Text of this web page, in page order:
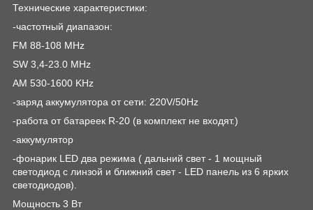
Технические характеристики:
-частотный диапазон:
FM 88-108 MHz
SW 3,4-23.0 MHz
AM 530-1600 KHz
-заряд аккумулятора от сети: 220V/50Hz
-работа от батареек R-20 (в комплект не входят.)
-аккумулятор
-фонарик LED два режима ( дальний свет - 1 мощный
светодиод с линзой и ближний свет - LED панель из 6 ярких
светодиодов).
Мощность 3 Вт